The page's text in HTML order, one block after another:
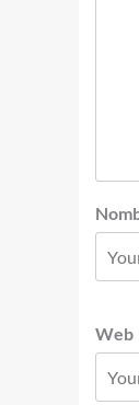
Web